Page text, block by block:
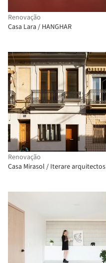
Renovação
Casa Lara / HANGHAR
Renovação
Casa Mirasol / Iterare arquitectos